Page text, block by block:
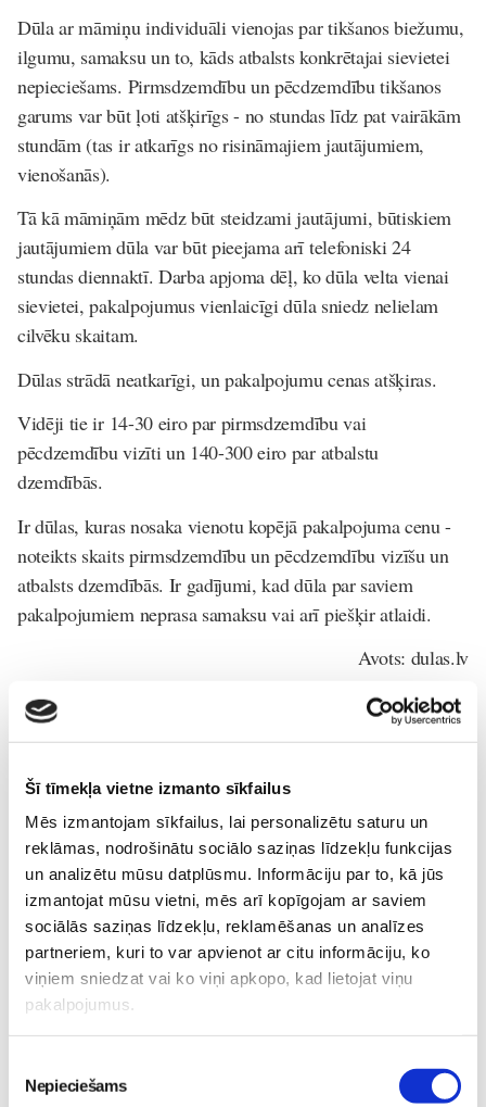
Šī tīmekļa vietne izmanto sīkfailus
Mēs izmantojam sīkfailus, lai personalizētu saturu un
reklāmas, nodrošinātu sociālo saziņas līdzekļu funkcijas
un analizētu mūsu datplūsmu. Informāciju par to, kā jūs
izmantojat mūsu vietni, mēs arī kopīgojam ar saviem
sociālās saziņas līdzekļu, reklamēšanas un analīzes
partneriem, kuri to var apvienot ar citu informāciju, ko
viņiem sniedzat vai ko viņi apkopo, kad lietojat viņu
pakalpojumus.
izvēle
Nepieciešams
Dūla ar māmiņu individuāli vienojas par tikšanos biežumu,
ilgumu, samaksu un to, kāds atbalsts konkrētajai sievietei
nepieciešams. Pirmsdzemdību un pēcdzemdību tikšanos
garums var būt ļoti atšķirīgs - no stundas līdz pat vairākām
stundām (tas ir atkarīgs no risināmajiem jautājumiem,
vienošanās).
Tā kā māmiņām mēdz būt steidzami jautājumi, būtiskiem
jautājumiem dūla var būt pieejama arī telefoniski 24
stundas diennaktī. Darba apjoma dēļ, ko dūla velta vienai
sievietei, pakalpojumus vienlaicīgi dūla sniedz nelielam
cilvēku skaitam.
Dūlas strādā neatkarīgi, un pakalpojumu cenas atšķiras.
Vidēji tie ir 14-30 eiro par pirmsdzemdību vai
pēcdzemdību vizīti un 140-300 eiro par atbalstu
dzemdībās.
Ir dūlas, kuras nosaka vienotu kopējā pakalpojuma cenu -
noteikts skaits pirmsdzemdību un pēcdzemdību vizīšu un
atbalsts dzemdībās. Ir gadījumi, kad dūla par saviem
pakalpojumiem neprasa samaksu vai arī piešķir atlaidi.
Avots: dulas.lv
Dzemdības Gatavojamies-grūtniecībai
Jauno-Māmiņu-Klubs Mājdzemdības
Lasi vēl
Epidurālā anestēzija